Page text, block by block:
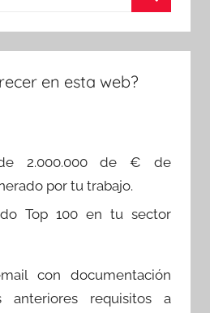
en esta web?
2.000.000 de € de
por tu trabajo.
Top 100 en tu sector
con documentación
requisitos a